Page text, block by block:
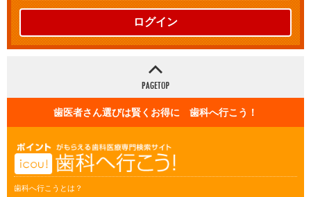
ログイン
歯医者さん選びは賢くお得に 歯科へ行こう！
歯科へ行こうとは？